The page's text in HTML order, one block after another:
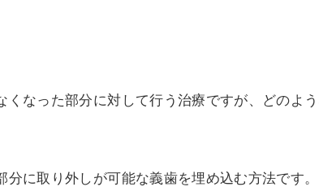
なった部分に対して行う治療ですが、どのよ
に取り外しが可能な義歯を埋め込む方法です。